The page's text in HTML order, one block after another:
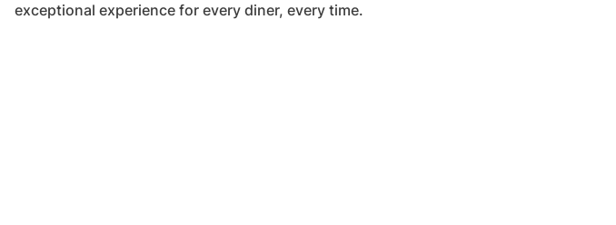
exceptional experience for every diner, every time.